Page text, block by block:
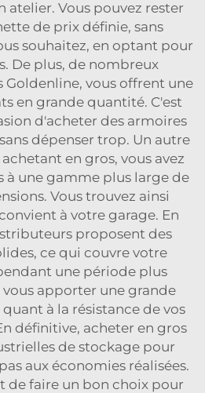
atelier. Vous pouvez rester
de prix définie, sans
souhaitez, en optant pour
De plus, de nombreux
Goldenline, vous offrent une
en grande quantité. C'est
d'acheter des armoires
dépenser trop. Un autre
en gros, vous avez
à une gamme plus large de
Vous trouvez ainsi
à votre garage. En
proposent des
ce qui couvre votre
une période plus
apporter une grande
à la résistance de vos
définitive, acheter en gros
de stockage pour
aux économies réalisées.
de faire un bon choix pour